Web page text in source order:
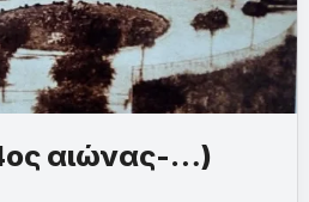
αιώνας-…)